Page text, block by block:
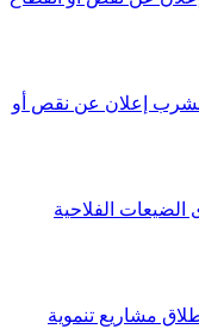
إعلان عن نقص أو
الفلاحية
مشاريع تنموية